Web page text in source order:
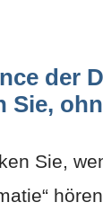
der
Sie,
Sie,